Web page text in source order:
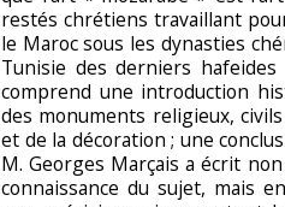
restés chrétiens travaillant
le Maroc sous les dynasties
Tunisie des derniers
comprend une introduction
des monuments religieux,
et de la décoration ; une
M. Georges Marçais a écrit
connaissance du sujet, mais